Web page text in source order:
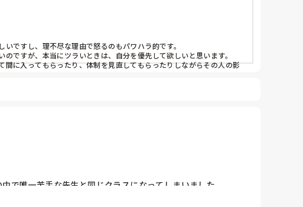
いし、言われてる内容よりも言い方に傷ついてしまいます。
ですし、理不尽な理由で怒るのもパワハラ的です。
ですが、本当にツラいときは、自分を優先して欲しいと思います。
に入ってもらったり、体制を見直してもらったりしながらその人の影
唯一苦手な先生と同じクラスになってしまいました。